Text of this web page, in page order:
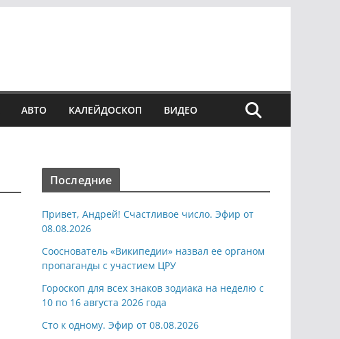
АВТО КАЛЕЙДОСКОП ВИДЕО
Последние
Привет, Андрей! Счастливое число. Эфир от
08.08.2026
Сооснователь «Википедии» назвал ее органом
пропаганды с участием ЦРУ
Гороскоп для всех знаков зодиака на неделю с
10 по 16 августа 2026 года
Сто к одному. Эфир от 08.08.2026